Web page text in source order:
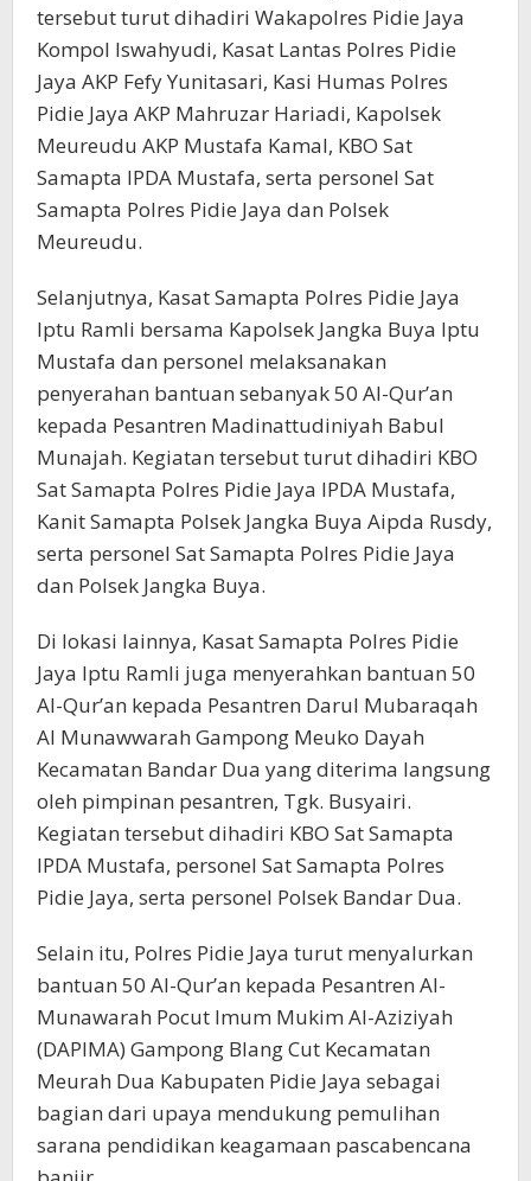
tersebut turut dihadiri Wakapolres Pidie Jaya
Kompol Iswahyudi, Kasat Lantas Polres Pidie
Jaya AKP Fefy Yunitasari, Kasi Humas Polres
Pidie Jaya AKP Mahruzar Hariadi, Kapolsek
Meureudu AKP Mustafa Kamal, KBO Sat
Samapta IPDA Mustafa, serta personel Sat
Samapta Polres Pidie Jaya dan Polsek
Meureudu.
Selanjutnya, Kasat Samapta Polres Pidie Jaya
Iptu Ramli bersama Kapolsek Jangka Buya Iptu
Mustafa dan personel melaksanakan
penyerahan bantuan sebanyak 50 Al-Qur’an
kepada Pesantren Madinattudiniyah Babul
Munajah. Kegiatan tersebut turut dihadiri KBO
Sat Samapta Polres Pidie Jaya IPDA Mustafa,
Kanit Samapta Polsek Jangka Buya Aipda Rusdy,
serta personel Sat Samapta Polres Pidie Jaya
dan Polsek Jangka Buya.
Di lokasi lainnya, Kasat Samapta Polres Pidie
Jaya Iptu Ramli juga menyerahkan bantuan 50
Al-Qur’an kepada Pesantren Darul Mubaraqah
Al Munawwarah Gampong Meuko Dayah
Kecamatan Bandar Dua yang diterima langsung
oleh pimpinan pesantren, Tgk. Busyairi.
Kegiatan tersebut dihadiri KBO Sat Samapta
IPDA Mustafa, personel Sat Samapta Polres
Pidie Jaya, serta personel Polsek Bandar Dua.
Selain itu, Polres Pidie Jaya turut menyalurkan
bantuan 50 Al-Qur’an kepada Pesantren Al-
Munawarah Pocut Imum Mukim Al-Aziziyah
(DAPIMA) Gampong Blang Cut Kecamatan
Meurah Dua Kabupaten Pidie Jaya sebagai
bagian dari upaya mendukung pemulihan
sarana pendidikan keagamaan pascabencana